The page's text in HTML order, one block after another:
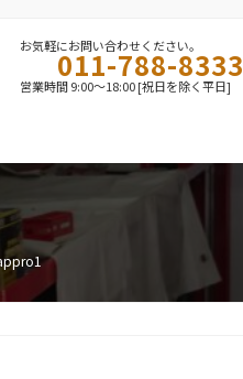
お気軽にお問い合わせください。
011-788-8333
営業時間 9:00～18:00 [祝日を除く平日]